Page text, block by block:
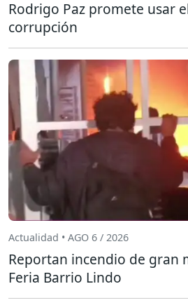
Rodrigo Paz promete usar
corrupción
Actualidad • AGO 6 / 2026
Reportan incendio de gran
Feria Barrio Lindo